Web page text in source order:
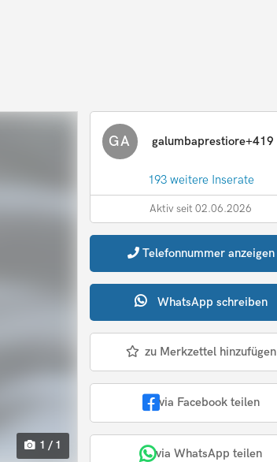
1 / 1
GA galumbaprestiore+419
193 weitere Inserate
Aktiv seit 02.06.2026
Telefonnummer anzeigen
WhatsApp schreiben
zu Merkzettel hinzufügen
via Facebook teilen
via WhatsApp teilen